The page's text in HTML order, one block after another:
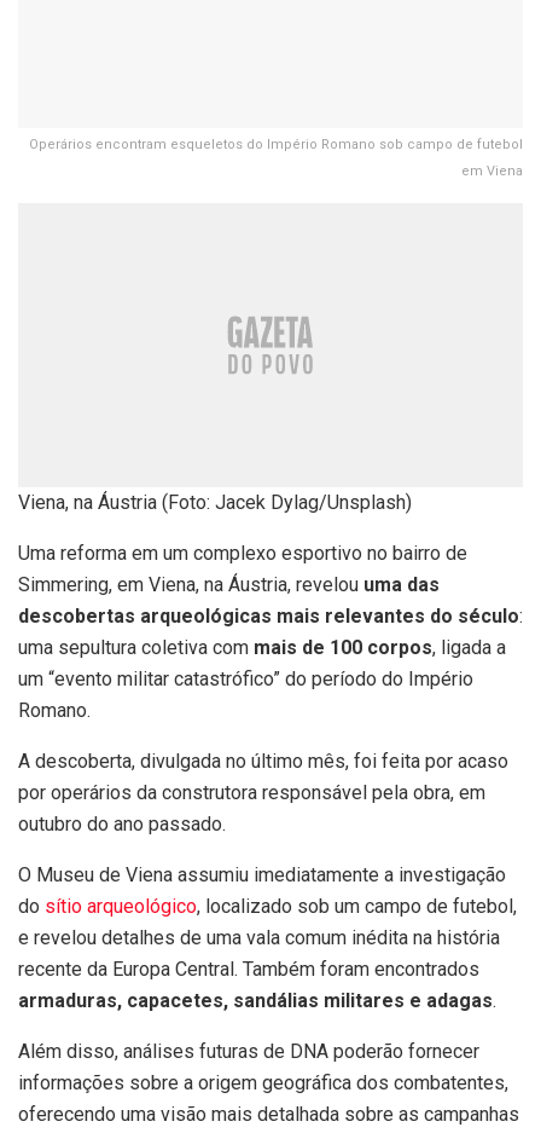
Operários encontram esqueletos do Império Romano sob campo de futebol
em Viena
Viena, na Áustria (Foto: Jacek Dylag/Unsplash)
Uma reforma em um complexo esportivo no bairro de
Simmering, em Viena, na Áustria, revelou uma das
descobertas arqueológicas mais relevantes do século:
uma sepultura coletiva com mais de 100 corpos, ligada a
um “evento militar catastrófico” do período do Império
Romano.
A descoberta, divulgada no último mês, foi feita por acaso
por operários da construtora responsável pela obra, em
outubro do ano passado.
O Museu de Viena assumiu imediatamente a investigação
do sítio arqueológico, localizado sob um campo de futebol,
e revelou detalhes de uma vala comum inédita na história
recente da Europa Central. Também foram encontrados
armaduras, capacetes, sandálias militares e adagas.
Além disso, análises futuras de DNA poderão fornecer
informações sobre a origem geográfica dos combatentes,
oferecendo uma visão mais detalhada sobre as campanhas